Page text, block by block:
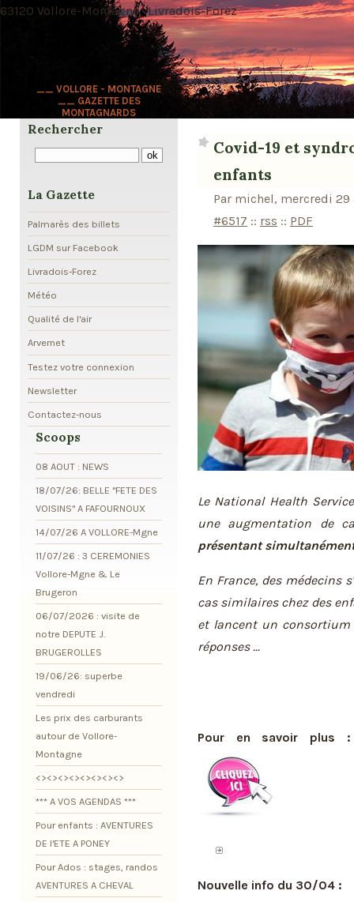
__ VOLLORE - MONTAGNE
__ GAZETTE DES
MONTAGNARDS
63120 Vollore-Montagne · Livradois-Forez
Covid-19 et
enfants
Par michel, mercredi
#6517 :: rss :: PDF
Le National Health
une augmentation de
présentant
En France, des médecins
cas similaires chez des
et lancent un consortium
réponses ...
Pour en savoir plus :
Nouvelle info du 30/04 :
Rechercher
La Gazette
Palmarès des billets
LGDM sur Facebook
Livradois-Forez
Météo
Qualité de l'air
Arvernet
Testez votre connexion
Newsletter
Contactez-nous
Scoops
08 AOUT : NEWS
18/07/26: BELLE "FETE DES
VOISINS" A FAFOURNOUX
14/07/26 A VOLLORE-Mgne
11/07/26 : 3 CEREMONIES
Vollore-Mgne & Le
Brugeron
06/07/2026 : visite de
notre DEPUTE J.
BRUGEROLLES
19/06/26: superbe
vendredi
Les prix des carburants
autour de Vollore-
Montagne
<><><><><><><><>
*** A VOS AGENDAS ***
Pour enfants : AVENTURES
DE l'ETE A PONEY
Pour Ados : stages, randos
AVENTURES A CHEVAL